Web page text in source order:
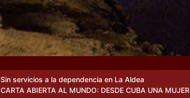
Sin servicios a la dependencia en La Aldea
CARTA ABIERTA AL MUNDO: DESDE CUBA UNA MUJER